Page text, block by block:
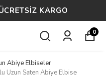
KARGO
0
Abiye Elbiseler
Uzun Saten Abiye Elbise